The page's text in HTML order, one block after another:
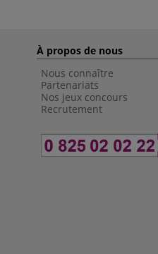
À propos de nous
Nous connaître
Partenariats
Nos jeux concours
Recrutement